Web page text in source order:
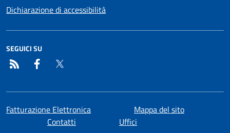
Dichiarazione di accessibilità
SEGUICI SU
RSS Facebook
Fatturazione Elettronica
Mappa del sito
Contatti
Uffici